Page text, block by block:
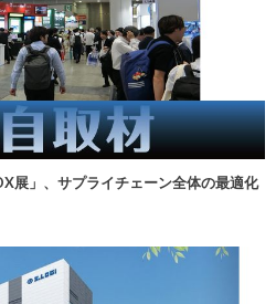
展」、サプライチェーン全体の最適化